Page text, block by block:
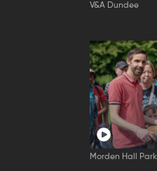
V&A Dundee
Morden Hall